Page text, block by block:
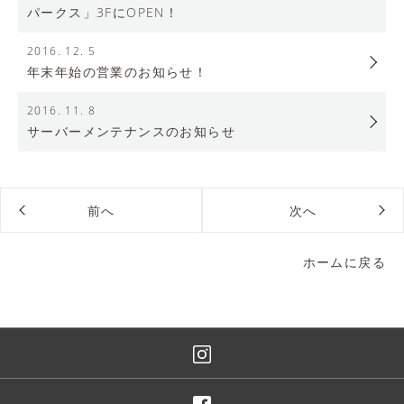
パークス」3FにOPEN！
2016. 12. 5
年末年始の営業のお知らせ！
2016. 11. 8
サーバーメンテナンスのお知らせ
前へ 次へ
ホームに戻る